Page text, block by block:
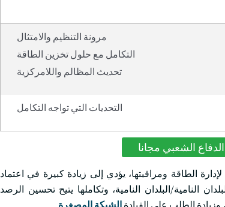
مرونة التنظيم والامتثال
التكامل مع حلول تخزين الطاقة
تحديث المظالم واللامركزية
التحديات التي تواجه التكامل
الشعبي مجانا
الطاقة ومراقبتها، يؤدي إلى زيادة كبيرة في اعتماد
النامية/البلدان النامية، وتكاملها يتيح تحسين الرصد